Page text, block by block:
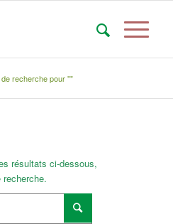
recherche pour ""
résultats ci-dessous,